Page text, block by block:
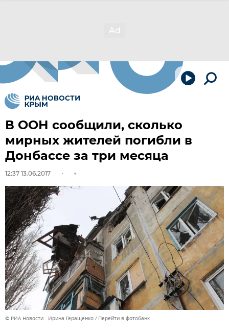
В ООН сообщили, сколько
мирных жителей погибли в
Донбассе за три месяца
12:37 13.06.2017
© РИА Новости . Ирина Геращенко Перейти в фотобанк